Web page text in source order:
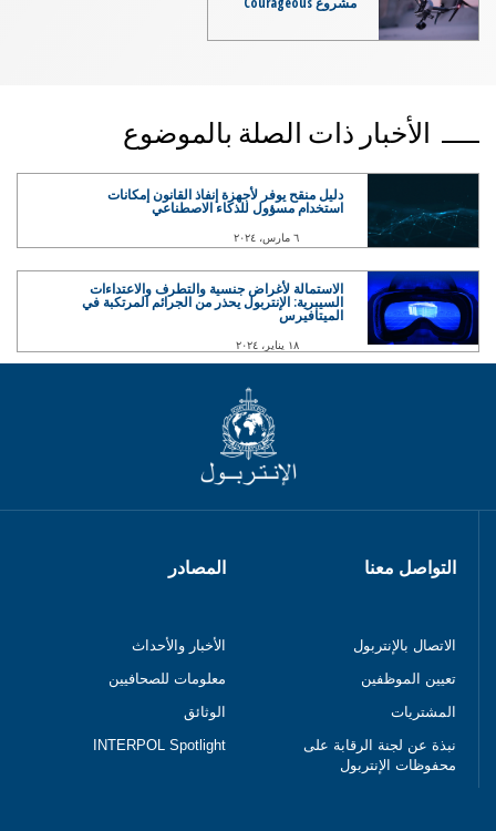
الأخبار ذات الصلة بالموضوع
دليل منقح يوفر لأجهزة إنفاذ القانون إمكانات
استخدام مسؤول للذكاء الاصطناعي
٦ مارس، ٢٠٢٤
الاستمالة لأغراض جنسية والتطرف والاعتداءات
السيبرية: الإنتربول يحذر من الجرائم المرتكبة في
الميتافيرس
١٨ يناير، ٢٠٢٤
التواصل معنا
الاتصال بالإنتربول
تعيين الموظفين
المشتريات
نبذة عن لجنة الرقابة على
محفوظات الإنتربول
المصادر
الأخبار والأحداث
معلومات للصحافيين
الوثائق
INTERPOL Spotlight